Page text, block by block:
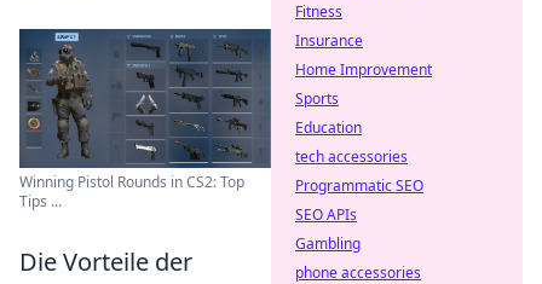
Winning Pistol Rounds in CS2: Top
Tips ...
Die Vorteile der
Fitness
Insurance
Home Improvement
Sports
Education
tech accessories
Programmatic SEO
SEO APIs
Gambling
phone accessories